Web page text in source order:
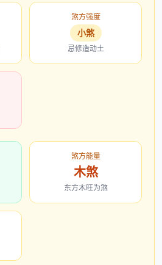
煞方强度
小煞
忌修造动土
煞方能量
木煞
东方木旺为煞